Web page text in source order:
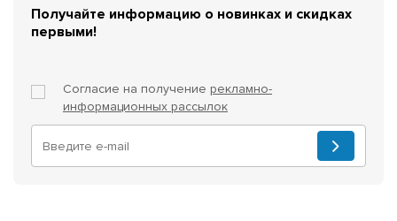
Получайте информацию о новинках и скидках
первыми!
Согласие на получение рекламно-
информационных рассылок